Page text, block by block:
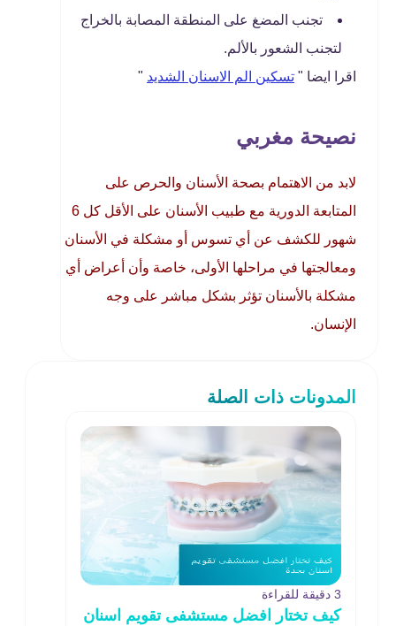
تجنب المضغ على المنطقة المصابة بالخراج
لتجنب الشعور بالألم.
اقرا ايضا " تسكين الم الاسنان الشديد "
نصيحة مغربي
لابد من الاهتمام بصحة الأسنان والحرص على
المتابعة الدورية مع طبيب الأسنان على الأقل كل 6
شهور للكشف عن أي تسوس أو مشكلة في الأسنان
ومعالجتها في مراحلها الأولى، خاصة وأن أعراض أي
مشكلة بالأسنان تؤثر بشكل مباشر على وجه
الإنسان.
المدونات ذات الصلة
3 دقيقة للقراءة
كيف تختار افضل مستشفى تقويم اسنان